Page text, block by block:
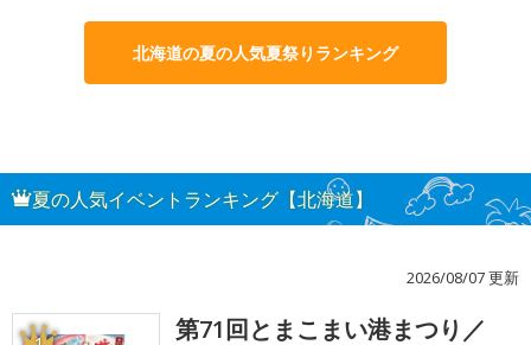
北海道の夏の人気夏祭りランキング
夏の人気イベントランキング【北海道】
2026/08/07 更新
第71回とまこまい港まつり／